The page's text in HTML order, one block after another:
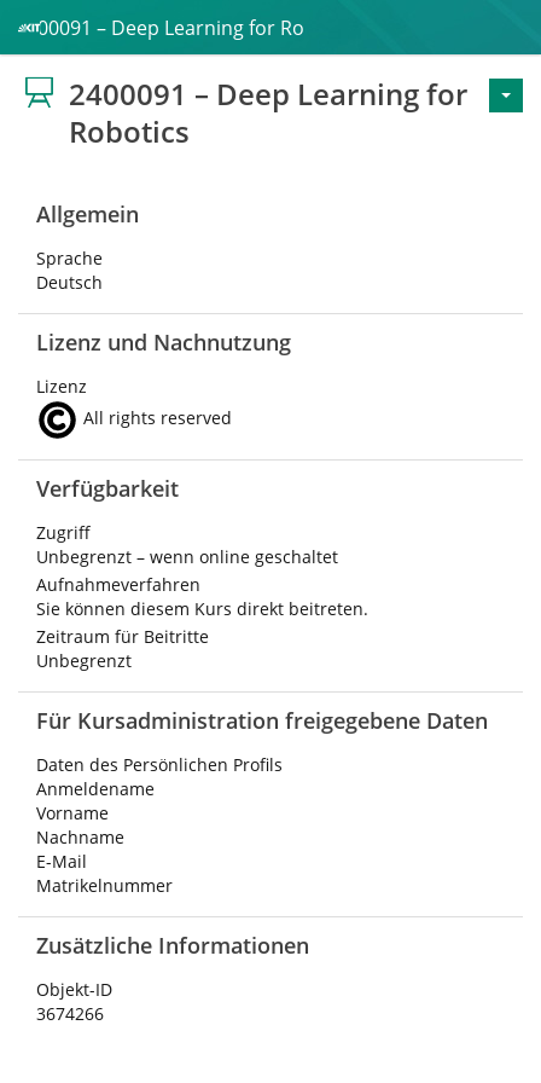
2400091 – Deep Learning for Robotics
2400091 – Deep Learning for
Robotics
Allgemein
Sprache
Deutsch
Lizenz und Nachnutzung
Lizenz
All rights reserved
Verfügbarkeit
Zugriff
Unbegrenzt – wenn online geschaltet
Aufnahmeverfahren
Sie können diesem Kurs direkt beitreten.
Zeitraum für Beitritte
Unbegrenzt
Für Kursadministration freigegebene Daten
Daten des Persönlichen Profils
Anmeldename
Vorname
Nachname
E-Mail
Matrikelnummer
Zusätzliche Informationen
Objekt-ID
3674266